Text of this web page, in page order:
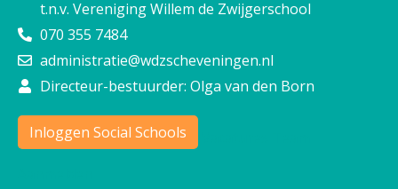
t.n.v. Vereniging Willem de Zwijgerschool
070 355 7484
administratie@wdzscheveningen.nl
Directeur-bestuurder: Olga van den Born
Inloggen Social Schools